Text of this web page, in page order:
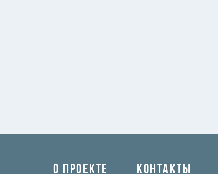
О ПРОЕКТЕ КОНТАКТЫ